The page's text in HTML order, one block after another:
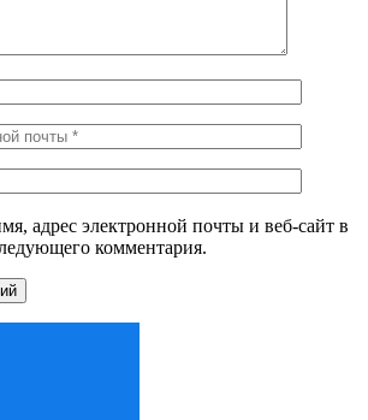
адрес электронной почты и веб-сайт в
комментария.